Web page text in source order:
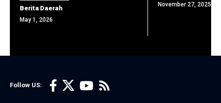
Badan
Penjaminan
resmi,
yang
masing
Berita Daerah
May 1, 2026
November 27, 2025
Follow US: